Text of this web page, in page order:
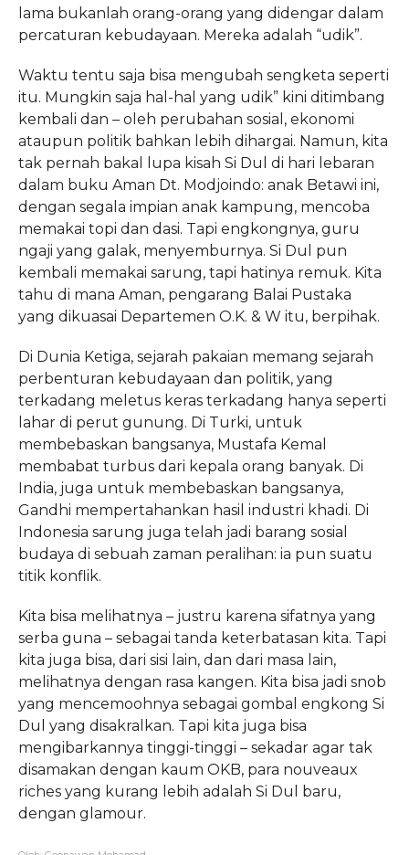
lama bukanlah orang-orang yang didengar dalam
percaturan kebudayaan. Mereka adalah “udik”.
Waktu tentu saja bisa mengubah sengketa seperti
itu. Mungkin saja hal-hal yang udik” kini ditimbang
kembali dan – oleh perubahan sosial, ekonomi
ataupun politik bahkan lebih dihargai. Namun, kita
tak pernah bakal lupa kisah Si Dul di hari lebaran
dalam buku Aman Dt. Modjoindo: anak Betawi ini,
dengan segala impian anak kampung, mencoba
memakai topi dan dasi. Tapi engkongnya, guru
ngaji yang galak, menyemburnya. Si Dul pun
kembali memakai sarung, tapi hatinya remuk. Kita
tahu di mana Aman, pengarang Balai Pustaka
yang dikuasai Departemen O.K. & W itu, berpihak.
Di Dunia Ketiga, sejarah pakaian memang sejarah
perbenturan kebudayaan dan politik, yang
terkadang meletus keras terkadang hanya seperti
lahar di perut gunung. Di Turki, untuk
membebaskan bangsanya, Mustafa Kemal
membabat turbus dari kepala orang banyak. Di
India, juga untuk membebaskan bangsanya,
Gandhi mempertahankan hasil industri khadi. Di
Indonesia sarung juga telah jadi barang sosial
budaya di sebuah zaman peralihan: ia pun suatu
titik konflik.
Kita bisa melihatnya – justru karena sifatnya yang
serba guna – sebagai tanda keterbatasan kita. Tapi
kita juga bisa, dari sisi lain, dan dari masa lain,
melihatnya dengan rasa kangen. Kita bisa jadi snob
yang mencemoohnya sebagai gombal engkong Si
Dul yang disakralkan. Tapi kita juga bisa
mengibarkannya tinggi-tinggi – sekadar agar tak
disamakan dengan kaum OKB, para nouveaux
riches yang kurang lebih adalah Si Dul baru,
dengan glamour.